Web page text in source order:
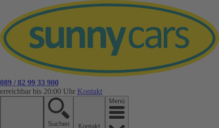
089 / 82 99 33 900
erreichbar bis 20:00 Uhr Kontakt
Suchen
Menü